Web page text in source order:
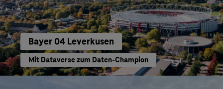
Bayer 04 Leverkusen
Mit Dataverse zum Daten-Champion